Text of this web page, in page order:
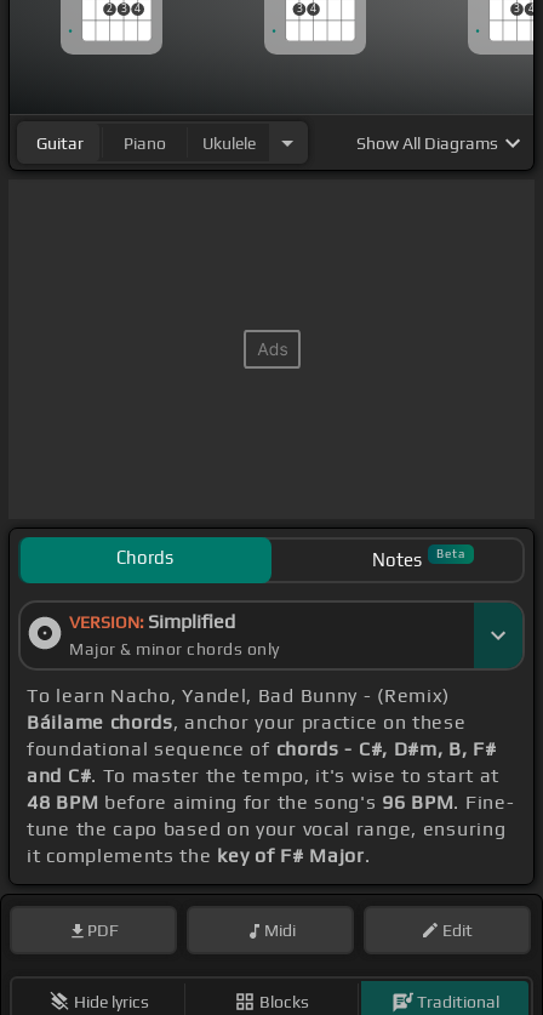
2 3 4 3 4 3 4
Guitar Piano Ukulele ShowAll Diagrams
Chords Notes Beta
VERSION: Simplified
Major & minor chords only
To learn Nacho, Yandel, Bad Bunny - (Remix)
Báilame chords, anchor your practice on these
foundational sequence of chords - C#, D#m, B, F#
and C#. To master the tempo, it's wise to start at
48 BPM before aiming for the song's 96 BPM. Fine-
tune the capo based on your vocal range, ensuring
it complements the key of F# Major.
PDF Midi Edit
Hide lyrics Blocks Traditional